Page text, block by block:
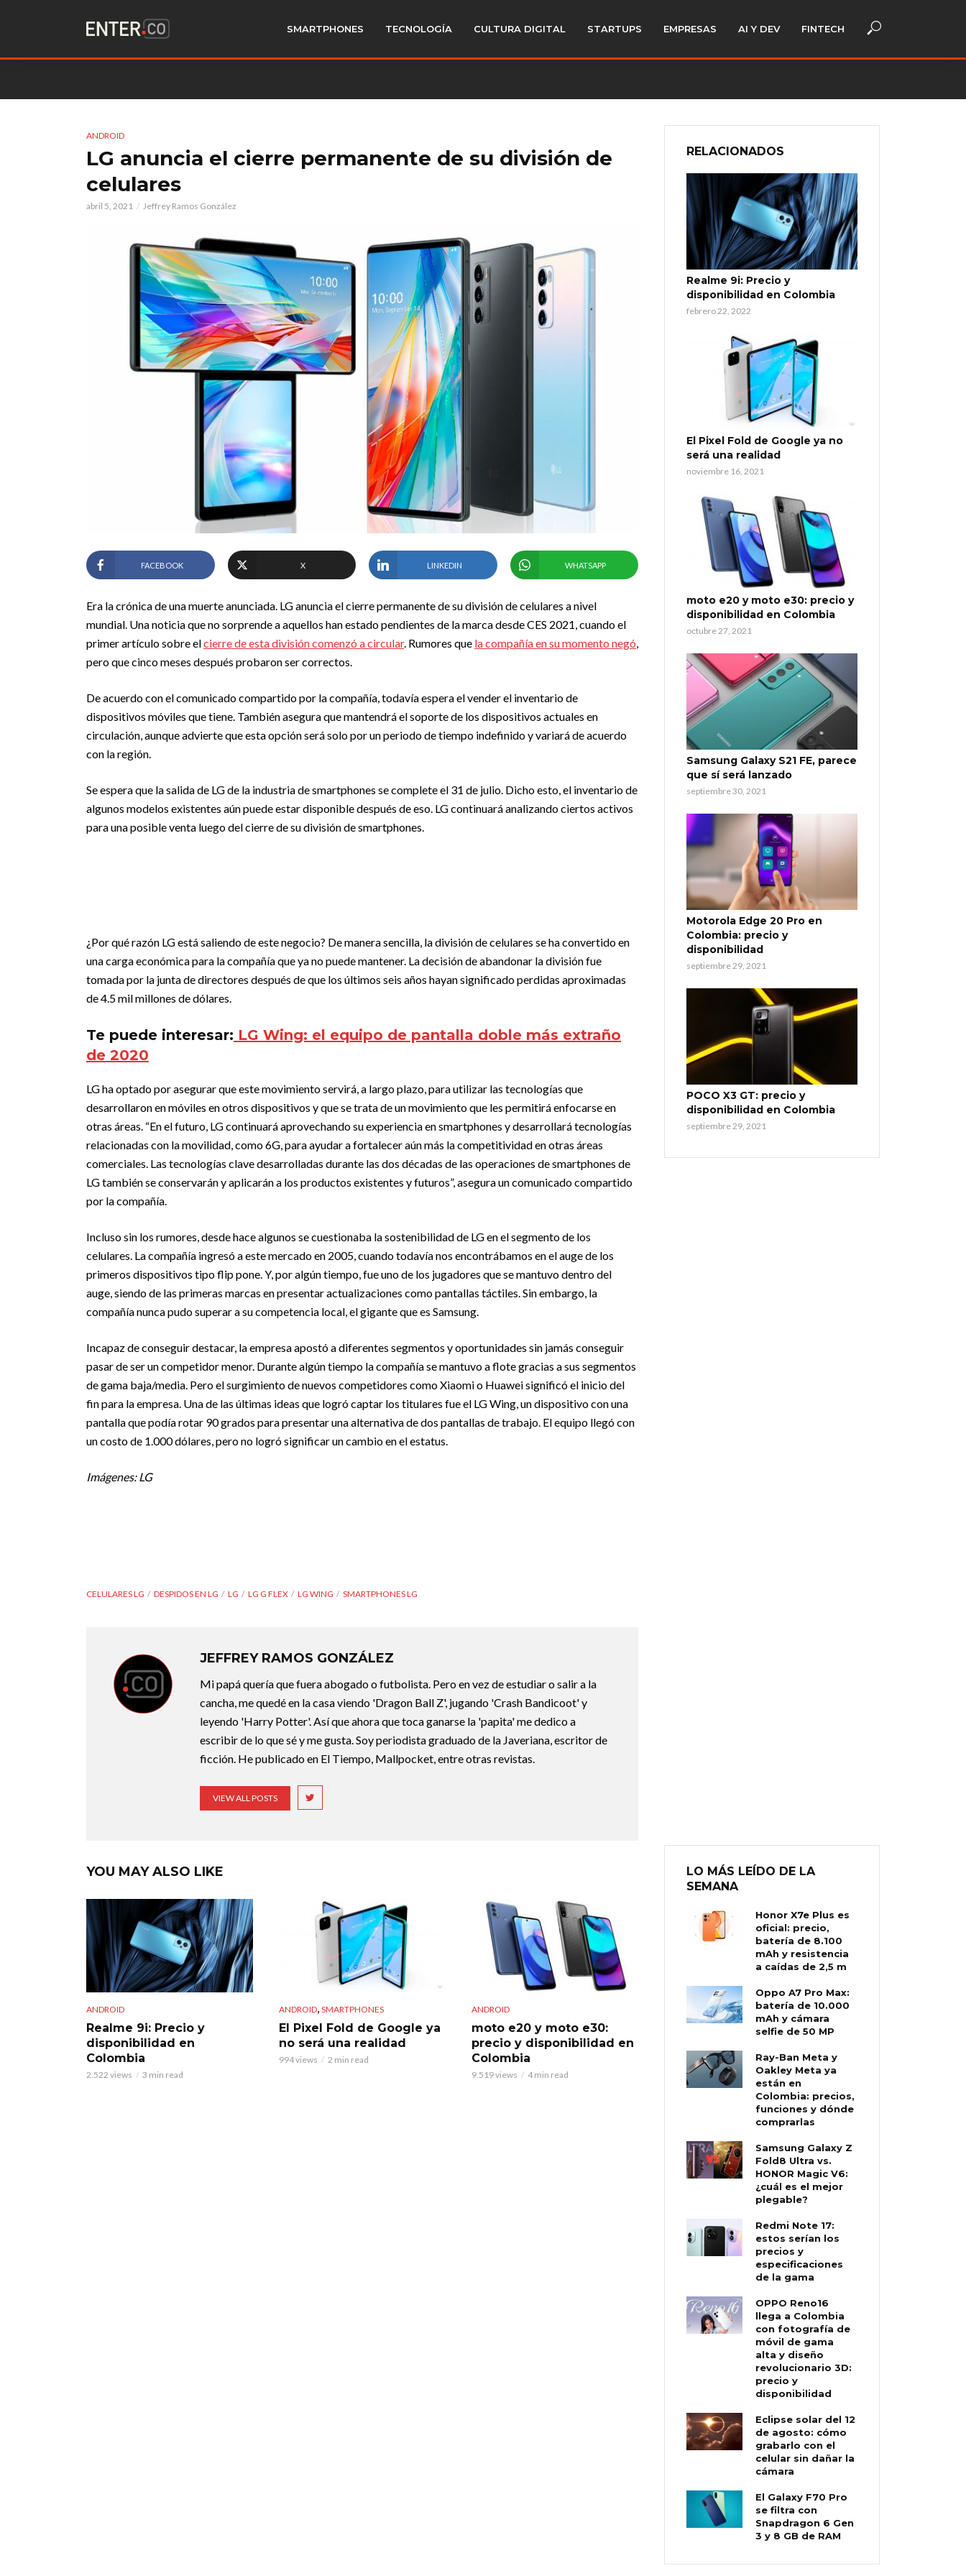
SMARTPHONES TECNOLOGÍA CULTURA DIGITAL STARTUPS EMPRESAS AI Y DEV FINTECH
ANDROID
LG anuncia el cierre permanente de su división de
celulares
abril 5, 2021 Jeffrey Ramos González
FACEBOOK X LINKEDIN WHATSAPP
Era la crónica de una muerte anunciada. LG anuncia el cierre permanente de su división de celulares a nivel
mundial. Una noticia que no sorprende a aquellos han estado pendientes de la marca desde CES 2021, cuando el
primer artículo sobre elcierre de esta división comenzó a circular. Rumores que la compañía en su momento negó,
pero que cinco meses después probaron ser correctos.
De acuerdo con el comunicado compartido por la compañía, todavía espera el vender el inventario de
dispositivos móviles que tiene. También asegura que mantendrá el soporte de los dispositivos actuales en
circulación, aunque advierte que esta opción será solo por un periodo de tiempo indefinido y variará de acuerdo
con la región.
Se espera que la salida de LG de la industria de smartphones se complete el 31 de julio. Dicho esto, el inventario de
algunos modelos existentes aún puede estar disponible después de eso. LG continuará analizando ciertos activos
para una posible venta luego del cierre de su división de smartphones.
¿Por qué razón LG está saliendo de este negocio? De manera sencilla, la división de celulares se ha convertido en
una carga económica para la compañía que ya no puede mantener. La decisión de abandonar la división fue
tomada por la junta de directores después de que los últimos seis años hayan significado perdidas aproximadas
de 4.5 mil millones de dólares.
Te puede interesar: LG Wing: el equipo de pantalla doble más extraño
de 2020
LG ha optado por asegurar que este movimiento servirá, a largo plazo, para utilizar las tecnologías que
desarrollaron en móviles en otros dispositivos y que se trata de un movimiento que les permitirá enfocarse en
otras áreas. “En el futuro, LG continuará aprovechando su experiencia en smartphones y desarrollará tecnologías
relacionadas con la movilidad, como 6G, para ayudar a fortalecer aún más la competitividad en otras áreas
comerciales. Las tecnologías clave desarrolladas durante las dos décadas de las operaciones de smartphones de
LG también se conservarán y aplicarán a los productos existentes y futuros”, asegura un comunicado compartido
por la compañía.
Incluso sin los rumores, desde hace algunos se cuestionaba la sostenibilidad de LG en el segmento de los
celulares. La compañía ingresó a este mercado en 2005, cuando todavía nos encontrábamos en el auge de los
primeros dispositivos tipo flip pone. Y, por algún tiempo, fue uno de los jugadores que se mantuvo dentro del
auge, siendo de las primeras marcas en presentar actualizaciones como pantallas táctiles. Sin embargo, la
compañía nunca pudo superar a su competencia local, el gigante que es Samsung.
Incapaz de conseguir destacar, la empresa apostó a diferentes segmentos y oportunidades sin jamás conseguir
pasar de ser un competidor menor. Durante algún tiempo la compañía se mantuvo a flote gracias a sus segmentos
de gama baja/media. Pero el surgimiento de nuevos competidores como Xiaomi o Huawei significó el inicio del
fin para la empresa. Una de las últimas ideas que logró captar los titulares fue el LG Wing, un dispositivo con una
pantalla que podía rotar 90 grados para presentar una alternativa de dos pantallas de trabajo. El equipo llegó con
un costo de 1.000 dólares, pero no logró significar un cambio en el estatus.
Imágenes: LG
CELULARES LG DESPIDOS EN LG LG LG G FLEX LG WING SMARTPHONES LG
JEFFREY RAMOS GONZÁLEZ
Mi papá quería que fuera abogado o futbolista. Pero en vez de estudiar o salir a la
cancha, me quedé en la casa viendo 'Dragon Ball Z', jugando 'Crash Bandicoot' y
leyendo 'Harry Potter'. Así que ahora que toca ganarse la 'papita' me dedico a
escribir de lo que sé y me gusta. Soy periodista graduado de la Javeriana, escritor de
ficción. He publicado en El Tiempo, Mallpocket, entre otras revistas.
VIEW ALL POSTS
YOU MAY ALSO LIKE
ANDROID
Realme 9i: Precio y
disponibilidad en
Colombia
2.522 views 3 min read
ANDROID, SMARTPHONES
El Pixel Fold de Google ya
no será una realidad
994 views 2 min read
ANDROID
moto e20 y moto e30:
precio y disponibilidad en
Colombia
9.519 views 4 min read
RELACIONADOS
Realme 9i: Precio y
disponibilidad en Colombia
febrero 22, 2022
El Pixel Fold de Google ya no
será una realidad
noviembre 16, 2021
moto e20 y moto e30: precio y
disponibilidad en Colombia
octubre 27, 2021
Samsung Galaxy S21 FE, parece
que sí será lanzado
septiembre 30, 2021
Motorola Edge 20 Pro en
Colombia: precio y
disponibilidad
septiembre 29, 2021
POCO X3 GT: precio y
disponibilidad en Colombia
septiembre 29, 2021
LO MÁS LEÍDO DE LA
SEMANA
Honor X7e Plus es
oficial: precio,
batería de 8.100
mAh y resistencia
a caídas de 2,5 m
Oppo A7 Pro Max:
batería de 10.000
mAh y cámara
selfie de 50 MP
Ray-Ban Meta y
Oakley Meta ya
están en
Colombia: precios,
funciones y dónde
comprarlas
Samsung Galaxy Z
Fold8 Ultra vs.
HONOR Magic V6:
¿cuál es el mejor
plegable?
Redmi Note 17:
estos serían los
precios y
especificaciones
de la gama
OPPO Reno16
llega a Colombia
con fotografía de
móvil de gama
alta y diseño
revolucionario 3D:
precio y
disponibilidad
Eclipse solar del 12
de agosto: cómo
grabarlo con el
celular sin dañar la
cámara
El Galaxy F70 Pro
se filtra con
Snapdragon 6 Gen
3 y 8 GB de RAM